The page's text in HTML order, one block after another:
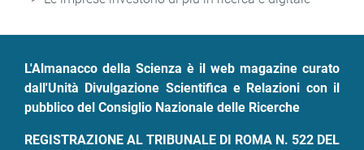
pane
L'Almanacco della Scienza è il web magazine curato
dall'Unità Divulgazione Scientifica e Relazioni con il
pubblico del Consiglio Nazionale delle Ricerche
REGISTRAZIONE AL TRIBUNALE DI ROMA N. 522 DEL